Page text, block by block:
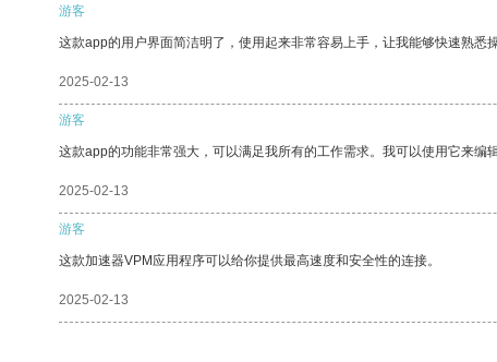
游客
这款app的用户界面简洁明了，使用起来非常容易上手，让我能够快速熟悉操
2025-02-13
游客
这款app的功能非常强大，可以满足我所有的工作需求。我可以使用它来编
2025-02-13
游客
这款加速器VPM应用程序可以给你提供最高速度和安全性的连接。
2025-02-13